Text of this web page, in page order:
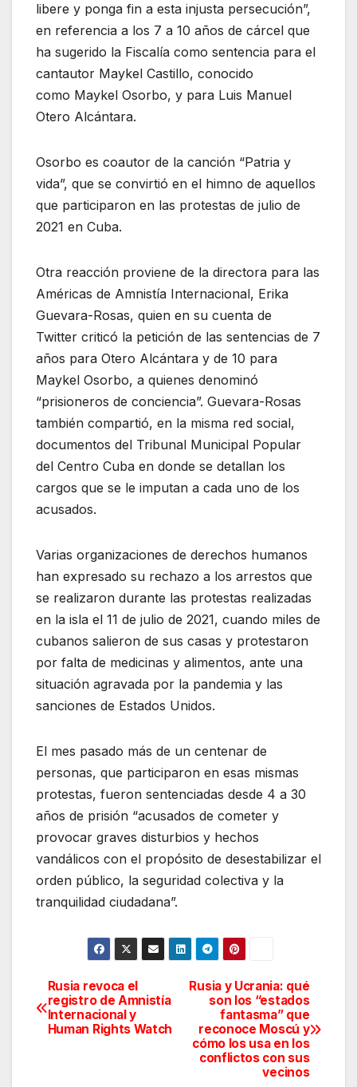
libere y ponga fin a esta injusta persecución”,
en referencia a los 7 a 10 años de cárcel que
ha sugerido la Fiscalía como sentencia para el
cantautor Maykel Castillo, conocido
como Maykel Osorbo, y para Luis Manuel
Otero Alcántara.
Osorbo es coautor de la canción “Patria y
vida”, que se convirtió en el himno de aquellos
que participaron en las protestas de julio de
2021 en Cuba.
Otra reacción proviene de la directora para las
Américas de Amnistía Internacional, Erika
Guevara-Rosas, quien en su cuenta de
Twitter criticó la petición de las sentencias de 7
años para Otero Alcántara y de 10 para
Maykel Osorbo, a quienes denominó
“prisioneros de conciencia”. Guevara-Rosas
también compartió, en la misma red social,
documentos del Tribunal Municipal Popular
del Centro Cuba en donde se detallan los
cargos que se le imputan a cada uno de los
acusados.
Varias organizaciones de derechos humanos
han expresado su rechazo a los arrestos que
se realizaron durante las protestas realizadas
en la isla el 11 de julio de 2021, cuando miles de
cubanos salieron de sus casas y protestaron
por falta de medicinas y alimentos, ante una
situación agravada por la pandemia y las
sanciones de Estados Unidos.
El mes pasado más de un centenar de
personas, que participaron en esas mismas
protestas, fueron sentenciadas desde 4 a 30
años de prisión “acusados de cometer y
provocar graves disturbios y hechos
vandálicos con el propósito de desestabilizar el
orden público, la seguridad colectiva y la
tranquilidad ciudadana”.
Navegación
de
Rusia y Ucrania: qué
son los “estados
fantasma” que
reconoce Moscú y
cómo los usa en los
conflictos con sus
vecinos
Rusia revoca el
registro de Amnistía
Internacional y
Human Rights Watch